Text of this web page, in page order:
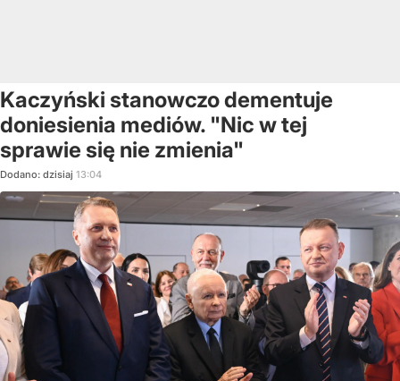
Kaczyński stanowczo dementuje
doniesienia mediów. "Nic w tej
sprawie się nie zmienia"
Dodano: dzisiaj 13:04